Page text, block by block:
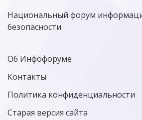
Национальный форум
безопасности
Об Инфофоруме
Контакты
Политика конфиденциальности
Старая версия сайта